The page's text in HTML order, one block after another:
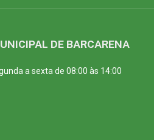
DE BARCARENA
a sexta de 08:00 às 14:00